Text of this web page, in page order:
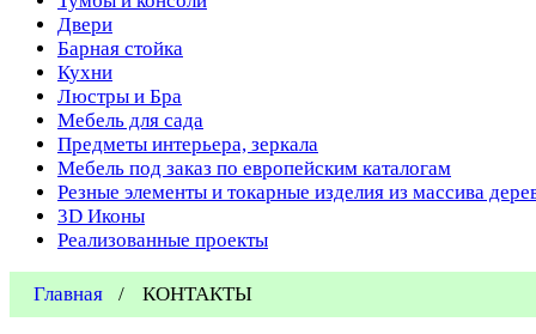
Двери
Барная стойка
Кухни
Люстры и Бра
Мебель для сада
Предметы интерьера, зеркала
Мебель под заказ по европейским каталогам
Резные элементы и токарные изделия из массива
3D Иконы
Реализованные проекты
Главная КОНТАКТЫ